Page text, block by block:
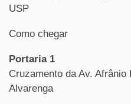
USP
Como chegar
Portaria 1
Cruzamento da Av. Afrânio
Alvarenga